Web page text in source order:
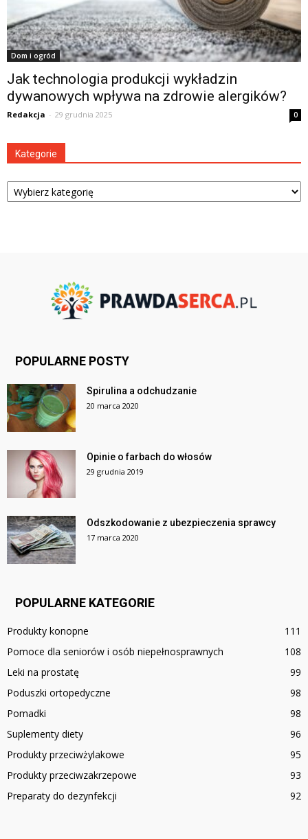
Dom i ogród
Jak technologia produkcji wykładzin
dywanowych wpływa na zdrowie alergików?
Redakcja - 29 grudnia 2025 0
Kategorie
Kategorie
POPULARNE POSTY
Spirulina a odchudzanie
20 marca 2020
Opinie o farbach do włosów
29 grudnia 2019
Odszkodowanie z ubezpieczenia sprawcy
17 marca 2020
POPULARNE KATEGORIE
Produkty konopne
111
Pomoce dla seniorów i osób niepełnosprawnych
108
Leki na prostatę
99
Poduszki ortopedyczne
98
Pomadki
98
Suplementy diety
96
Produkty przeciwżylakowe
95
Produkty przeciwzakrzepowe
93
Preparaty do dezynfekcji
92